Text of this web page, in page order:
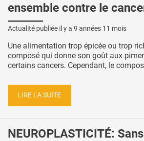
ensemble contre le
Actualité publiée il y a 9 années 11 mois
Une alimentation trop épicée ou trop
composé qui donne son goût aux
certains cancers. Cependant, le
LIRE LA SUITE
NEUROPLASTICITÉ: